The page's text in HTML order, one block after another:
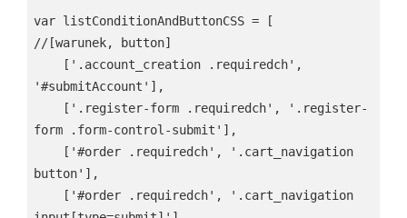
var listConditionAndButtonCSS = [
//[warunek, button]
'#submitAccount'],
form .form-control-submit'],
button'],